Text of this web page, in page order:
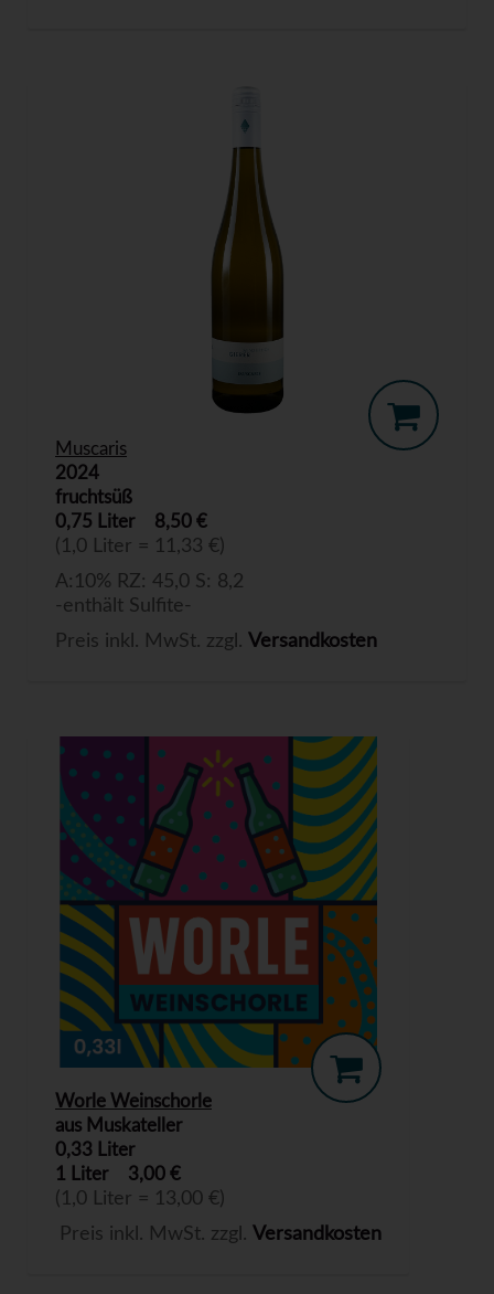
Muscaris
2024
fruchtsüß
0,75 Liter
8,50 €
(1,0 Liter = 11,33 €)
A:10% RZ: 45,0 S: 8,2
-enthält Sulfite-
Preis inkl. MwSt. zzgl. Versandkosten
Worle Weinschorle
aus Muskateller
0,33 Liter
1 Liter
3,00 €
(1,0 Liter = 13,00 €)
Preis inkl. MwSt. zzgl. Versandkosten